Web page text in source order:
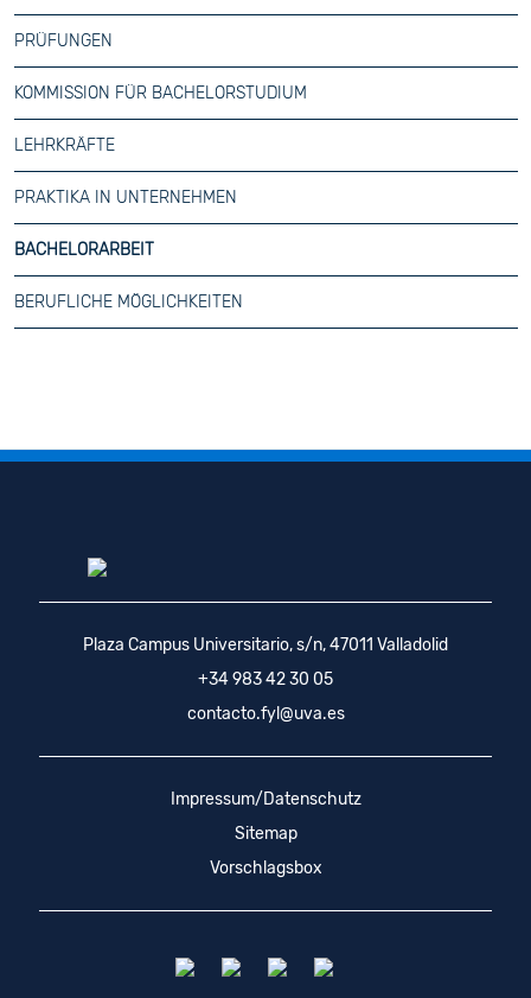
PRÜFUNGEN
KOMMISSION FÜR BACHELORSTUDIUM
LEHRKRÄFTE
PRAKTIKA IN UNTERNEHMEN
BACHELORARBEIT
BERUFLICHE MÖGLICHKEITEN
Plaza Campus Universitario, s/n, 47011 Valladolid
+34 983 42 30 05
contacto.fyl@uva.es
Impressum/Datenschutz
Sitemap
Vorschlagsbox